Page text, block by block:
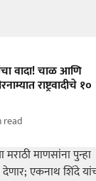
वादा! चाळ आणि
राष्ट्रवादीचे १०
read